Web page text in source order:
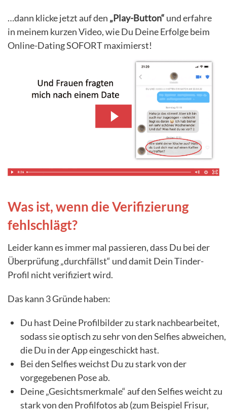
…dann klicke jetzt auf den „Play-Button“ und erfahre
in meinem kurzen Video, wie Du Deine Erfolge beim
Online-Dating SOFORT maximierst!
Was ist, wenn die Verifizierung
fehlschlägt?
Leider kann es immer mal passieren, dass Du bei der
Überprüfung „durchfällst“ und damit Dein Tinder-
Profil nicht verifiziert wird.
Das kann 3 Gründe haben:
Du hast Deine Profilbilder zu stark nachbearbeitet,
sodass sie optisch zu sehr von den Selfies abweichen,
die Du in der App eingeschickt hast.
Bei den Selfies weichst Du zu stark von der
vorgegebenen Pose ab.
Deine „Gesichtsmerkmale“ auf den Selfies weicht zu
stark von den Profilfotos ab (zum Beispiel Frisur,